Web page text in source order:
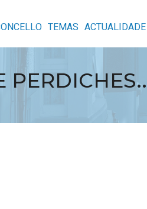
TEMAS ACTUALIDADE